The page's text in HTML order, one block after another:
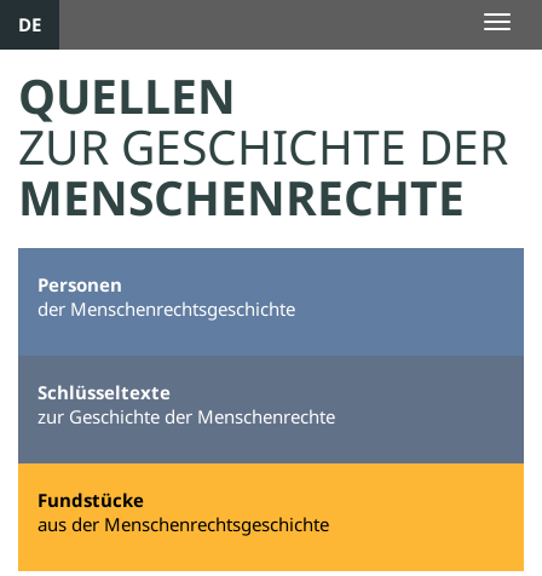
DE
QUELLEN
ZUR GESCHICHTE DER
MENSCHENRECHTE
Personen
der Menschenrechtsgeschichte
Schlüsseltexte
zur Geschichte der Menschenrechte
Fundstücke
aus der Menschenrechtsgeschichte